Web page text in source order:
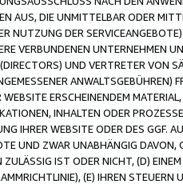
AUS, DIE UNMITTELBAR ODER
NUTZUNG DER
VERBUNDENEN UNTERNEHMEN
UND VERTRETER VON
ERSCHEINENDEM
INHALTEN ODER
IHRER WEBSITE ODER DES GGF.
UND ZWAR UNABHÄNGIG
IST ODER NICHT, (D)
(E) IHREN